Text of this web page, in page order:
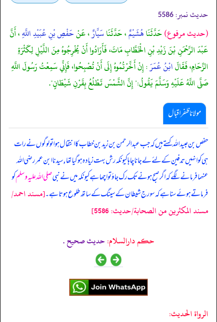
حدیث نمبر: 5586
(حديث مرفوع)حَدَّثَنَاهُشَيْمٌ، حَدَّثَنَاسَيَّارٌ، عَنْحَفْصِ بْنِ عُبَيْدِ اللَّهِ، أَنَّ
عَبْدَ الرَّحْمَنِ بْنَ زَيْدِ بْنِ الْخَطَّابِ مَاتَ، فَأَرَادُوا أَنْ يُخْرِجُوهُ مِنَ اللَّيْلِ لِكَثْرَةِ
الزِّحَامِ، فَقَالَابْنُ عُمَرَ: إِنْ أَخَّرْتُمُوهُ إِلَى أَنْ تُصْبِحُوا، فَإِنِّي سَمِعْتُ رَسُولَ اللَّهِ
صَلَّى اللَّهُ عَلَيْهِ وَسَلَّمَ يَقُولُ:" إِنَّ الشَّمْسَ تَطْلُعُ بِقَرْنِ شَيْطَانٍ".
مولانا ظفر اقبال
حفص بن عبیداللہ کہتے ہیں کہ جب عبدالرحمن بن زید بن خطاب کا انتقال ہوا تو لوگوں نے رات
ہی کو انہیں تدفین کے لئے لے جانا چاہا کیونکہ رش بہت زیادہ ہو گیا تھا, سیدنا ابن عمر رضی اللہ
عنہما فرمانے لگے کہ اگر صبح ہونے تک رک جاؤ تو اچھا ہے کیونکہ میں نے نبیصلی اللہ علیہ وسلمکو
فرماتے ہوئے سنا ہے کہ سورج شیطان کے سینگ کے ساتھ طلوع ہوتا ہے۔[مسند احمد/
مسند المكثرين من الصحابة/حدیث: 5586]
حکم دارالسلام:حديث صحيح .
الرواة الحديث: